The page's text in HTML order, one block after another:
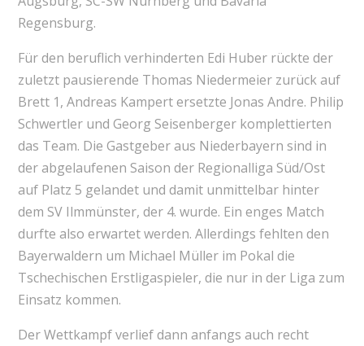
Regensburg.
Für den beruflich verhinderten Edi Huber rückte der
zuletzt pausierende Thomas Niedermeier zurück auf
Brett 1, Andreas Kampert ersetzte Jonas Andre. Philip
Schwertler und Georg Seisenberger komplettierten
das Team. Die Gastgeber aus Niederbayern sind in
der abgelaufenen Saison der Regionalliga Süd/Ost
auf Platz 5 gelandet und damit unmittelbar hinter
dem SV Ilmmünster, der 4. wurde. Ein enges Match
durfte also erwartet werden. Allerdings fehlten den
Bayerwaldern um Michael Müller im Pokal die
Tschechischen Erstligaspieler, die nur in der Liga zum
Einsatz kommen.
Der Wettkampf verlief dann anfangs auch recht